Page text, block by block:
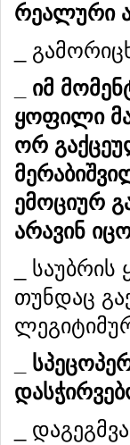
რეალური
_
იმ
ყოფილი
ორ
ემოციურ
არავინ
_
თუნდაც
_